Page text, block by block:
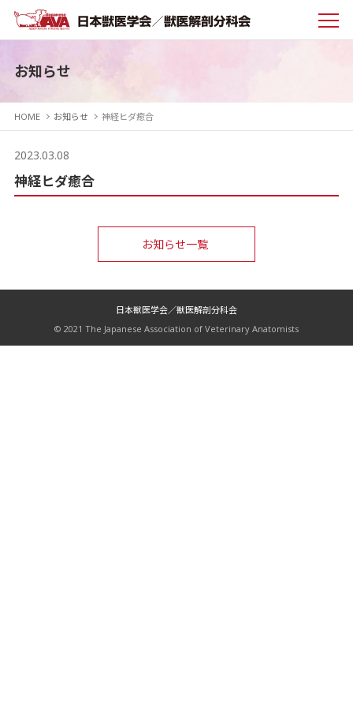
お知らせ
HOME お知らせ 神経ヒダ癒合
2023.03.08
神経ヒダ癒合
お知らせ一覧
日本獣医学会／獣医解剖分科会
© 2021 The Japanese Association of Veterinary Anatomists